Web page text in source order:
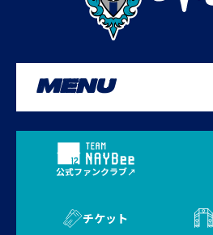
MENU
公式ファンクラブ
チケット